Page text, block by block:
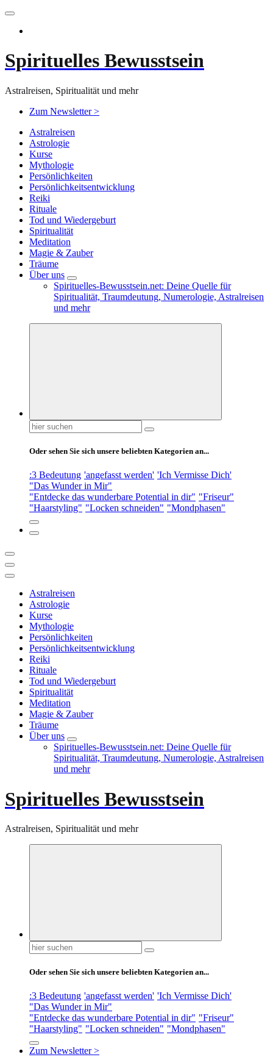
Zum
springen
Spirituelles Bewusstsein
Astralreisen, Spiritualität und mehr
Zum Newsletter >
Astralreisen
Astrologie
Kurse
Mythologie
Persönlichkeiten
Persönlichkeitsentwicklung
Reiki
Rituale
Tod und Wiedergeburt
Spiritualität
Meditation
Magie & Zauber
Träume
Über uns
Spirituelles-Bewusstsein.net: Deine Quelle für
Spiritualität, Traumdeutung, Numerologie, Astralreisen
und mehr
Suchen
nach:
Oder sehen Sie sich unsere beliebten Kategorien an...
:3 Bedeutung 'angefasst werden' 'Ich Vermisse Dich'
"Das Wunder in Mir"
"Entdecke das wunderbare Potential in dir" "Friseur"
"Haarstyling" "Locken schneiden" "Mondphasen"
Astralreisen
Astrologie
Kurse
Mythologie
Persönlichkeiten
Persönlichkeitsentwicklung
Reiki
Rituale
Tod und Wiedergeburt
Spiritualität
Meditation
Magie & Zauber
Träume
Über uns
Spirituelles-Bewusstsein.net: Deine Quelle für
Spiritualität, Traumdeutung, Numerologie, Astralreisen
und mehr
Spirituelles Bewusstsein
Astralreisen, Spiritualität und mehr
Suchen
nach:
Oder sehen Sie sich unsere beliebten Kategorien an...
:3 Bedeutung 'angefasst werden' 'Ich Vermisse Dich'
"Das Wunder in Mir"
"Entdecke das wunderbare Potential in dir" "Friseur"
"Haarstyling" "Locken schneiden" "Mondphasen"
Zum Newsletter >